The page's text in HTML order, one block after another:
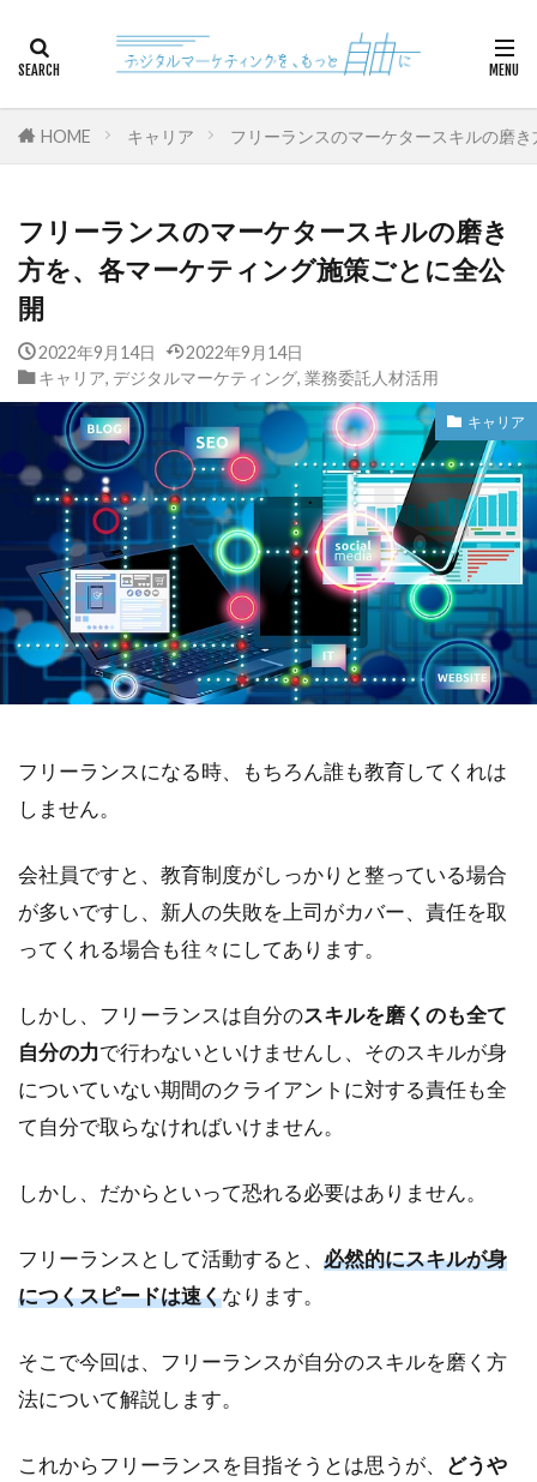
HOME キャリア フリーランスのマーケタースキルの磨
フリーランスのマーケタースキルの磨き
方を、各マーケティング施策ごとに全公
開
2022年9月14日
2022年9月14日
キャリア, デジタルマーケティング, 業務委託人材活用
キャリア
フリーランスになる時、もちろん誰も教育してくれは
しません。
会社員ですと、教育制度がしっかりと整っている場合
が多いですし、新人の失敗を上司がカバー、責任を取
ってくれる場合も往々にしてあります。
しかし、フリーランスは自分のスキルを磨くのも全て
自分の力で行わないといけませんし、そのスキルが身
についていない期間のクライアントに対する責任も全
て自分で取らなければいけません。
しかし、だからといって恐れる必要はありません。
フリーランスとして活動すると、 必然的にスキルが身
につくスピードは速くなります。
そこで今回は、フリーランスが自分のスキルを磨く方
法について解説します。
これからフリーランスを目指そうとは思うが、 どうや